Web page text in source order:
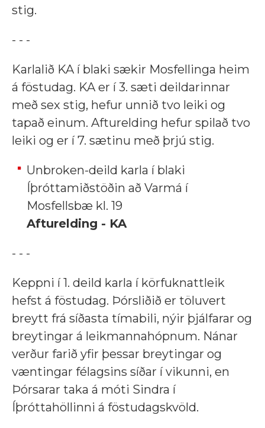
stig.
- - -
Karlalið KA í blaki sækir Mosfellinga heim
á föstudag. KA er í 3. sæti deildarinnar
með sex stig, hefur unnið tvo leiki og
tapað einum. Afturelding hefur spilað tvo
leiki og er í 7. sætinu með þrjú stig.
Unbroken-deild karla í blaki
Íþróttamiðstöðin að Varmá í
Mosfellsbæ kl. 19
Afturelding - KA
- - -
Keppni í 1. deild karla í körfuknattleik
hefst á föstudag. Þórsliðið er töluvert
breytt frá síðasta tímabili, nýir þjálfarar og
breytingar á leikmannahópnum. Nánar
verður farið yfir þessar breytingar og
væntingar félagsins síðar í vikunni, en
Þórsarar taka á móti Sindra í
Íþróttahöllinni á föstudagskvöld.